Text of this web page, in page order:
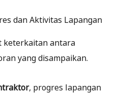
dan Aktivitas Lapangan
antara
yang disampaikan.
, progres lapangan